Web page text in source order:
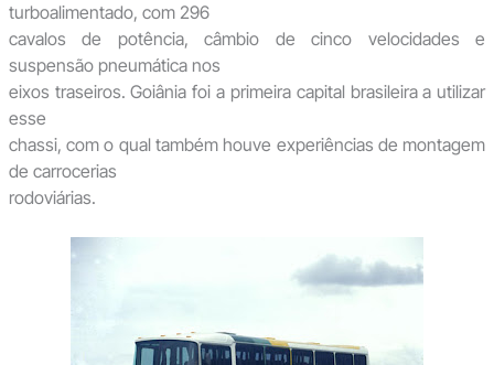
turboalimentado, com 296
cavalos de potência, câmbio de cinco velocidades e
suspensão pneumática nos
eixos traseiros. Goiânia foi a primeira capital brasileira a utilizar
esse
chassi, com o qual também houve experiências de montagem
de carrocerias
rodoviárias.